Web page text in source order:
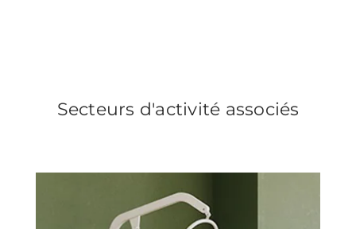
Secteurs d'activité associés